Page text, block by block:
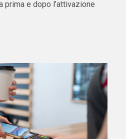
e dopo l’attivazione